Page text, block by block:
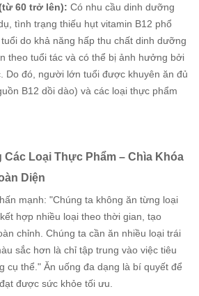
60 trở lên): Có nhu cầu dinh dưỡng
tình trạng thiếu hụt vitamin B12 phổ
do khả năng hấp thu chất dinh dưỡng
theo tuổi tác và có thể bị ảnh hưởng bởi
Do đó, người lớn tuổi được khuyên ăn đủ
B12 dồi dào) và các loại thực phẩm
Các Loại Thực Phẩm – Chìa Khóa
Diện
mạnh: "Chúng ta không ăn từng loại
hợp nhiều loại theo thời gian, tạo
chỉnh. Chúng ta cần ăn nhiều loại trái
sắc hơn là chỉ tập trung vào việc tiêu
cụ thể." Ăn uống đa dạng là bí quyết để
được sức khỏe tối ưu.